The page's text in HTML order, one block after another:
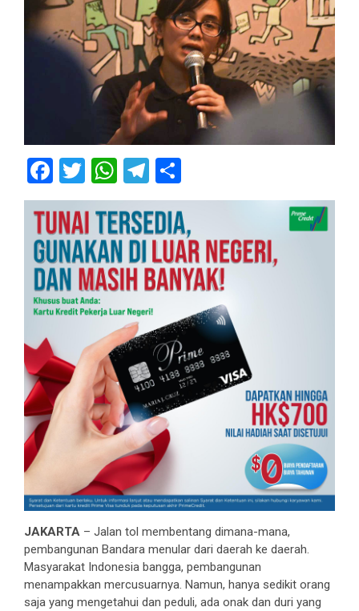
Facebook
Twitter
WhatsApp
Telegram
JAKARTA – Jalan tol membentang dimana-mana,
pembangunan Bandara menular dari daerah ke daerah.
Masyarakat Indonesia bangga, pembangunan
menampakkan mercusuarnya. Namun, hanya sedikit orang
saja yang mengetahui dan peduli, ada onak dan duri yang